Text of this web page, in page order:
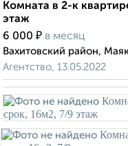
Комната в 2-к
этаж
6 000 ₽ в месяц
Вахитовский район,
Агентство, 13.05.2022